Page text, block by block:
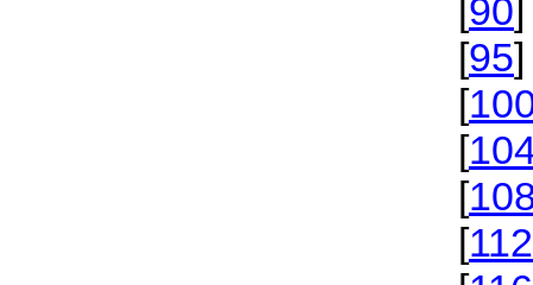
[90]
[95]
[
[
[
[112